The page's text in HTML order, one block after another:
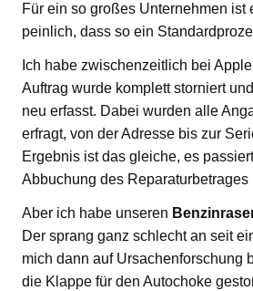
Für ein so großes Unternehmen ist
peinlich, dass so ein
Ich habe zwischenzeitlich bei
Auftrag wurde komplett storniert
neu erfasst. Dabei wurden alle
erfragt, von der Adresse bis zur
Ergebnis ist das gleiche, es
Abbuchung des Reparaturbetrages
Aber ich habe unseren
Der sprang ganz schlecht an seit
mich dann auf Ursachenforschung
die Klappe für den Autochoke